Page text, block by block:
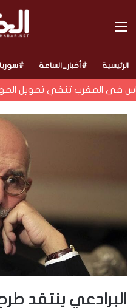
القائمة
الرئيسية #أخبار_الساعة #سوريا
تنفي تمويل المهرجانات
البرادعي ينتقد